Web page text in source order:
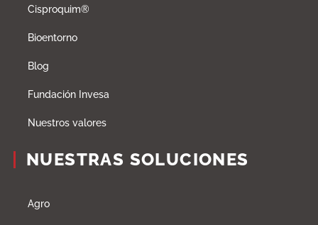
Cisproquim®
Bioentorno
Blog
Fundación Invesa
Nuestros valores
NUESTRAS SOLUCIONES
Agro